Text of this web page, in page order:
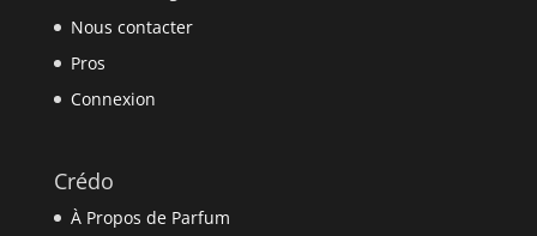
Nous contacter
Pros
Connexion
Crédo
À Propos de Parfum